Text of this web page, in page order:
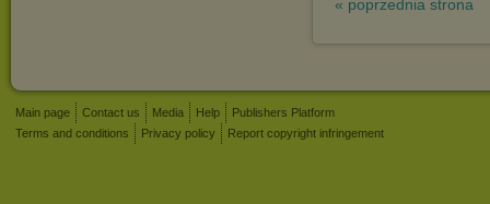
« poprzednia strona
Main page Contact us Media Help
Publishers Platform
Terms and conditions
Privacy policy Report copyright infringement